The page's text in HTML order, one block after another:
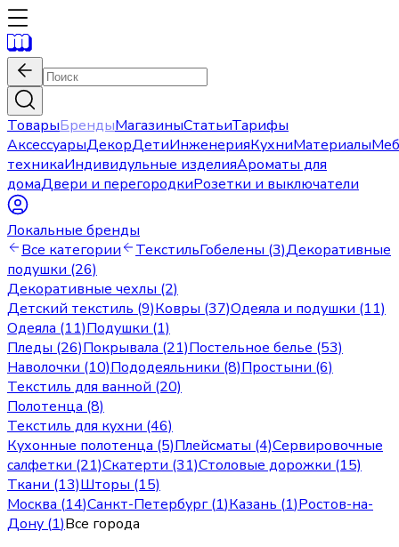
ТоварыБрендыМагазиныСтатьиТарифы
АксессуарыДекорДетиИнженерияКухниМатериалы
техникаИндивидульные изделияАроматы для
домаДвери и перегородкиРозетки и выключатели
Локальные бренды
Все категории
ТекстильГобелены (3)Декоративные
подушки (26)
Декоративные чехлы (2)
Детский текстиль (9)Ковры (37)Одеяла и подушки (11)
Одеяла (11)Подушки (1)
Пледы (26)Покрывала (21)Постельное белье (53)
Наволочки (10)Пододеяльники (8)Простыни (6)
Текстиль для ванной (20)
Полотенца (8)
Текстиль для кухни (46)
Кухонные полотенца (5)Плейсматы (4)Сервировочные
салфетки (21)Скатерти (31)Столовые дорожки (15)
Ткани (13)Шторы (15)
Москва (14)Санкт-Петербург(1)Казань (1)Ростов-на-
Дону (1)Все города